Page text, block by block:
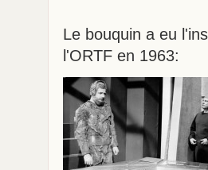
Le bouquin a eu
l'ORTF en 1963: